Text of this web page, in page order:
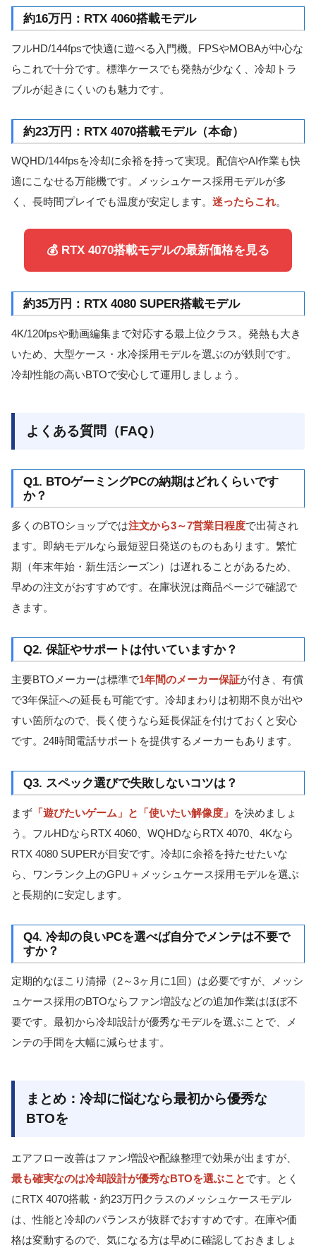
約16万円：RTX 4060搭載モデル
フルHD/144fpsで快適に遊べる入門機。FPSやMOBAが中心な
らこれで十分です。標準ケースでも発熱が少なく、冷却トラ
ブルが起きにくいのも魅力です。
約23万円：RTX 4070搭載モデル（本命）
WQHD/144fpsを冷却に余裕を持って実現。配信やAI作業も快
適にこなせる万能機です。メッシュケース採用モデルが多
く、長時間プレイでも温度が安定します。 迷ったらこれ。
💰 RTX 4070搭載モデルの最新価格を見る
約35万円：RTX 4080 SUPER搭載モデル
4K/120fpsや動画編集まで対応する最上位クラス。発熱も大き
いため、大型ケース・水冷採用モデルを選ぶのが鉄則です。
冷却性能の高いBTOで安心して運用しましょう。
よくある質問（FAQ）
Q1. BTOゲーミングPCの納期はどれくらいです
か？
多くのBTOショップでは注文から3～7営業日程度で出荷され
ます。即納モデルなら最短翌日発送のものもあります。繁忙
期（年末年始・新生活シーズン）は遅れることがあるため、
早めの注文がおすすめです。在庫状況は商品ページで確認で
きます。
Q2. 保証やサポートは付いていますか？
主要BTOメーカーは標準で1年間のメーカー保証が付き、有償
で3年保証への延長も可能です。冷却まわりは初期不良が出や
すい箇所なので、長く使うなら延長保証を付けておくと安心
です。24時間電話サポートを提供するメーカーもあります。
Q3. スペック選びで失敗しないコツは？
まず 「遊びたいゲーム」と「使いたい解像度」 を決めましょ
う。フルHDならRTX 4060、WQHDならRTX 4070、4Kなら
RTX 4080 SUPERが目安です。冷却に余裕を持たせたいな
ら、ワンランク上のGPU＋メッシュケース採用モデルを選ぶ
と長期的に安定します。
Q4. 冷却の良いPCを選べば自分でメンテは不要で
すか？
定期的なほこり清掃（2～3ヶ月に1回）は必要ですが、メッシ
ュケース採用のBTOならファン増設などの追加作業はほぼ不
要です。最初から冷却設計が優秀なモデルを選ぶことで、メ
ンテの手間を大幅に減らせます。
まとめ：冷却に悩むなら最初から優秀な
BTOを
エアフロー改善はファン増設や配線整理で効果が出ますが、
最も確実なのは冷却設計が優秀なBTOを選ぶことです。とく
にRTX 4070搭載・約23万円クラスのメッシュケースモデル
は、性能と冷却のバランスが抜群でおすすめです。在庫や価
格は変動するので、気になる方は早めに確認しておきましょ